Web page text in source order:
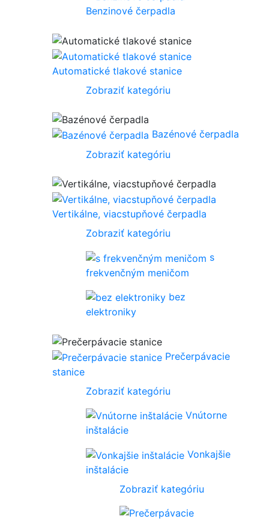
Benzinové čerpadla
Automatické tlakové stanice
Zobraziť kategóriu
Bazénové čerpadla
Zobraziť kategóriu
Vertikálne, viacstupňové čerpadla
Zobraziť kategóriu
s
frekvenčným meničom
bez
elektroniky
Prečerpávacie
stanice
Zobraziť kategóriu
Vnútorne
inštalácie
Vonkajšie
inštalácie
Zobraziť kategóriu